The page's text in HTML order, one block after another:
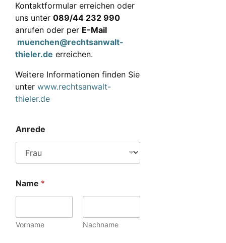
Kontaktformular erreichen oder
uns unter 089/44 232 990
anrufen oder per E-Mail
muenchen@rechtsanwalt-
thieler.de erreichen.
Weitere Informationen finden Sie
unter www.rechtsanwalt-
thieler.de
Anrede
Name *
Vorname Nachname